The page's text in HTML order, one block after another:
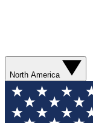
North America